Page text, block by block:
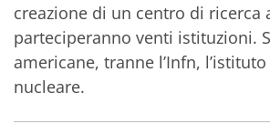
creazione di un centro di ricerca
parteciperanno venti istituzioni.
americane, tranne l’Infn,
nucleare.